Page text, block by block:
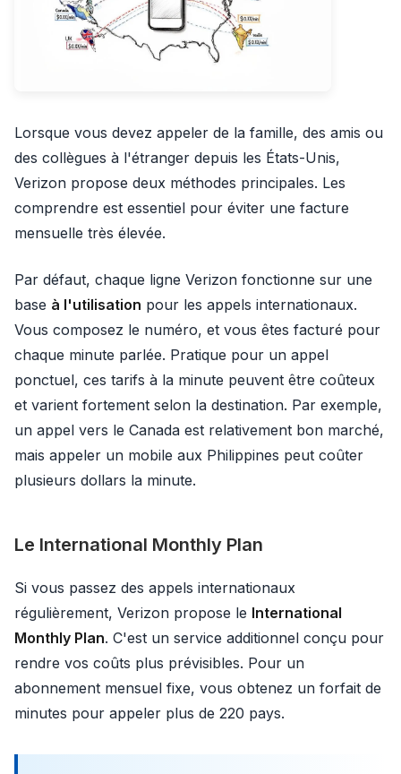
Lorsque vous devez appeler de la famille, des amis ou
des collègues à l'étranger depuis les États-Unis,
Verizon propose deux méthodes principales. Les
comprendre est essentiel pour éviter une facture
mensuelle très élevée.
Par défaut, chaque ligne Verizon fonctionne sur une
base à l'utilisation pour les appels internationaux.
Vous composez le numéro, et vous êtes facturé pour
chaque minute parlée. Pratique pour un appel
ponctuel, ces tarifs à la minute peuvent être coûteux
et varient fortement selon la destination. Par exemple,
un appel vers le Canada est relativement bon marché,
mais appeler un mobile aux Philippines peut coûter
plusieurs dollars la minute.
Le International Monthly Plan
Si vous passez des appels internationaux
régulièrement, Verizon propose le International
Monthly Plan. C'est un service additionnel conçu pour
rendre vos coûts plus prévisibles. Pour un
abonnement mensuel fixe, vous obtenez un forfait de
minutes pour appeler plus de 220 pays.